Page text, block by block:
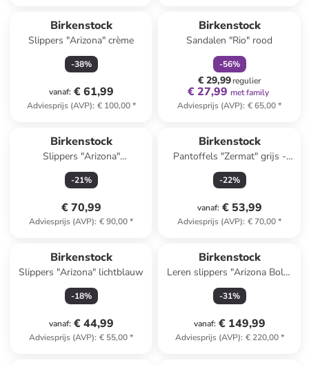
Birkenstock
Slippers "Arizona" crème
-38%
vanaf: € 61,99
Adviesprijs (AVP): € 100,00*
Birkenstock
Sandalen "Rio" rood
-56%
€ 29,99regulier
€ 27,99 met family
Adviesprijs (AVP): € 65,00*
Birkenstock
Slippers "Arizona"
donkerblauw - wijdte N
-21%
€ 70,99
Adviesprijs (AVP): € 90,00*
Birkenstock
Pantoffels "Zermat" grijs -
wijdte S
-22%
vanaf: € 53,99
Adviesprijs (AVP): € 70,00*
Birkenstock
Slippers "Arizona" lichtblauw
-18%
vanaf: € 44,99
Adviesprijs (AVP): € 55,00*
Birkenstock
Leren slippers "Arizona Bold"
bruin
-31%
vanaf: € 149,99
Adviesprijs (AVP): € 220,00*